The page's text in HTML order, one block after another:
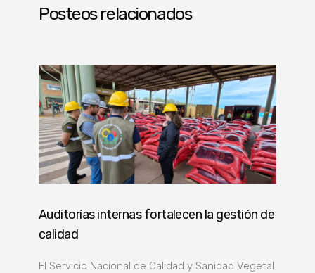
Posteos relacionados
Auditorías internas fortalecen la gestión de
calidad
El Servicio Nacional de Calidad y Sanidad Vegetal